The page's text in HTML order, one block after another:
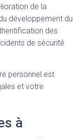
de la
développement du
des
de sécurité
personnel est
et votre
à